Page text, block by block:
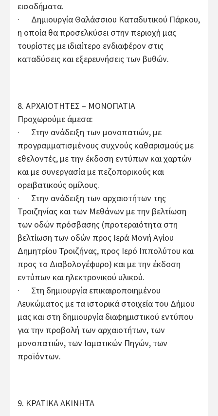
εισοδήματα.
· Δημιουργία Θαλάσσιου Καταδυτικού Πάρκου,
η οποία θα προσελκύσει στην περιοχή μας
τουρίστες με ιδιαίτερο ενδιαφέρον στις
καταδύσεις και εξερευνήσεις των βυθών.
8. ΑΡΧΑΙΟΤΗΤΕΣ – ΜΟΝΟΠΑΤΙΑ
Προχωρούμε άμεσα:
· Στην ανάδειξη των μονοπατιών, με
προγραμματισμένους συχνούς καθαρισμούς με
εθελοντές, με την έκδοση εντύπων και χαρτών
και με συνεργασία με πεζοπορικούς και
ορειβατικούς ομίλους.
· Στην ανάδειξη των αρχαιοτήτων της
Τροιζηνίας και των Μεθάνων με την βελτίωση
των οδών πρόσβασης (προτεραιότητα στη
βελτίωση των οδών προς Ιερά Μονή Αγίου
Δημητρίου Τροιζήνας, προς Ιερό Ιππολύτου και
προς το Διαβολογέφυρο) και με την έκδοση
εντύπων και ηλεκτρονικού υλικού.
· Στη δημιουργία επικαιροποιημένου
Λευκώματος με τα ιστορικά στοιχεία του Δήμου
μας και στη δημιουργία διαφημιστικού εντύπου
για την προβολή των αρχαιοτήτων, των
μονοπατιών, των Ιαματικών Πηγών, των
προϊόντων.
9. ΚΡΑΤΙΚΑ ΑΚΙΝΗΤΑ